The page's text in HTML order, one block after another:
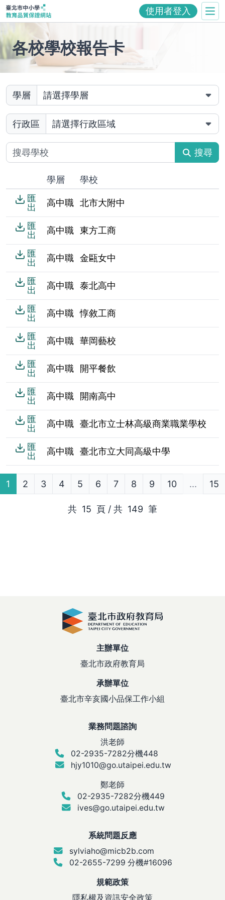
臺北市中小學教育品質保證系統
使用者登入
各校學校報告卡
學層
行政區
搜尋
學層
學校
匯
出
高中職 北市大附中
匯
出
高中職 東方工商
匯
出
高中職 金甌女中
匯
出
高中職 泰北高中
匯
出
高中職 惇敘工商
匯
出
高中職 華岡藝校
匯
出
高中職 開平餐飲
匯
出
高中職 開南高中
匯
出
高中職 臺北市立士林高級商業職業學校
匯
出
高中職 臺北市立大同高級中學
1 2 3 4 5 6 7 8 9 10 ... 15
共 15 頁 / 共 149 筆
主辦單位
臺北市政府教育局
承辦單位
臺北市辛亥國小品保工作小組
業務問題諮詢
洪老師
02-2935-7282分機448
hjy1010@go.utaipei.edu.tw
鄭老師
02-2935-7282分機449
ives@go.utaipei.edu.tw
系統問題反應
sylviaho@micb2b.com
02-2655-7299 分機#16096
規範政策
隱私權及資訊安全政策